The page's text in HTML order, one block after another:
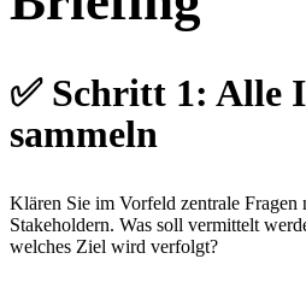
✅ Schritt 1: Alle
sammeln
Klären Sie im Vorfeld zentrale Fragen
Stakeholdern. Was soll vermittelt
welches Ziel wird verfolgt?